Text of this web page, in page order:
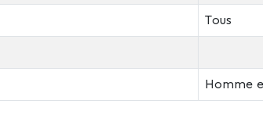
Tous
Homme